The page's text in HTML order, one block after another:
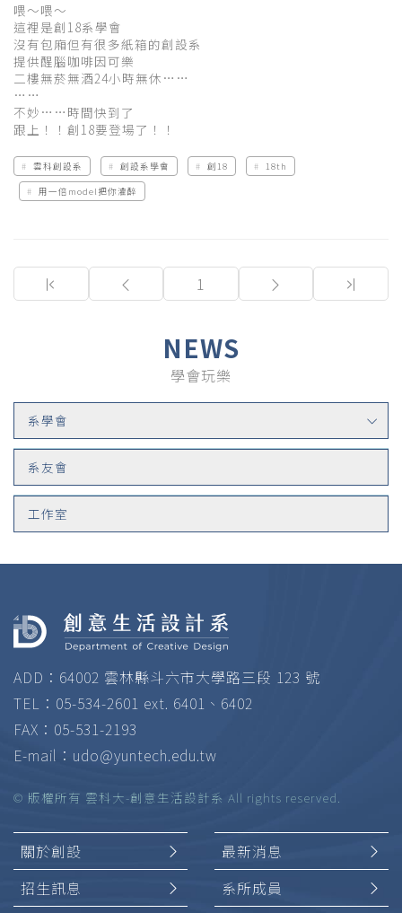
NEWS
學會玩樂
系學會
系友會
工作室
喂～喂～
這裡是創18系學會
沒有包廂但有很多紙箱的創設系
提供醒腦咖啡因可樂
二樓無菸無酒24小時無休……
……
不妙……時間快到了
跟上！！創18要登場了！！
雲科創設系 創設系學會 創18
18th
用一倍model把你灌醉
1
ADD：64002 雲林縣斗六市大學路三段 123 號
TEL：05-534-2601 ext. 6401、6402
FAX：05-531-2193
E-mail： udo@yuntech.edu.tw
© 版權所有 雲科大-創意生活設計系 All rights reserved.
關於創設
最新消息
招生訊息
系所成員